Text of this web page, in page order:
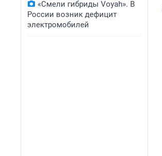
«Смели гибриды Voyah». В
России возник дефицит
электромобилей